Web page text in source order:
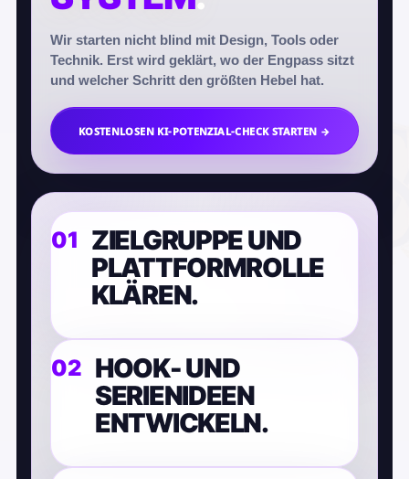
Wir starten nicht blind mit Design, Tools oder
Technik. Erst wird geklärt, wo der Engpass sitzt
und welcher Schritt den größten Hebel hat.
KOSTENLOSEN KI-POTENZIAL-CHECK STARTEN →
ZIELGRUPPE UND
PLATTFORMROLLE
KLÄREN.
HOOK- UND
SERIENIDEEN
ENTWICKELN.